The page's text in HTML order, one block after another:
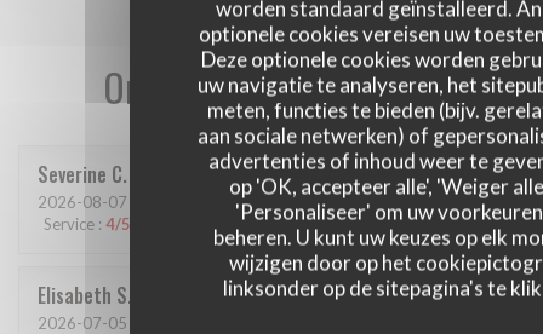
worden standaard geïnstalleerd.
optionele cookies vereisen uw
Deze optionele cookies worden
uw navigatie te analyseren, het
meten, functies te bieden (bijv.
aan sociale netwerken) of
advertenties of inhoud weer te
op 'OK, accepteer alle', 'Weiger
'Personaliseer' om uw
beheren. U kunt uw keuzes op elk
wijzigen door op het
linksonder op de sitepagina's te
Onze gastbeoordelingen
Severine C
2026-08-07 - 12:15 - Gasten 6
Service : 4/5 /5 Keuken:3/5 Kwaliteit / Prijs: 3/5
Elisabeth S
2026-07-05